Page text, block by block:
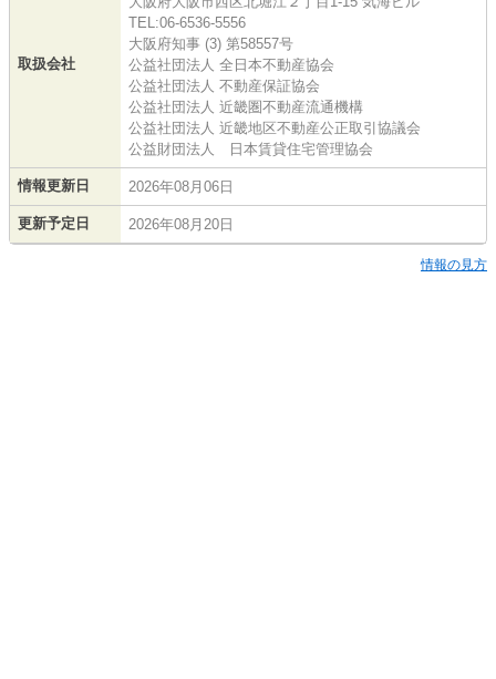
取扱会社
TEL:06-6536-5556
大阪府知事 (3) 第58557号
公益社団法人 全日本不動産協会
公益社団法人 不動産保証協会
公益社団法人 近畿圏不動産流通機構
公益社団法人 近畿地区不動産公正取引協議会
公益財団法人 日本賃貸住宅管理協会
情報更新日 2026年08月06日
更新予定日 2026年08月20日
情報の見方